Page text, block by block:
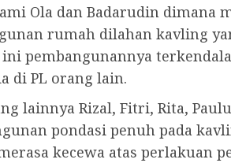
Ola dan Badarudin dimana
rumah dilahan kavling
pembangunannya
di PL orang lain.
lainnya Rizal, Fitri, Rita,
pondasi penuh pada
kecewa atas perlakuan